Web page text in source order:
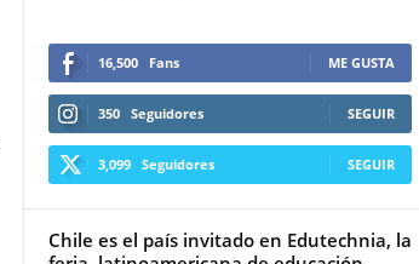
16,500 Fans ME GUSTA
350 Seguidores SEGUIR
3,099 Seguidores SEGUIR
Chile es el país invitado en Edutechnia, la